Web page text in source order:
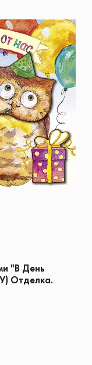
"В День
Отделка.